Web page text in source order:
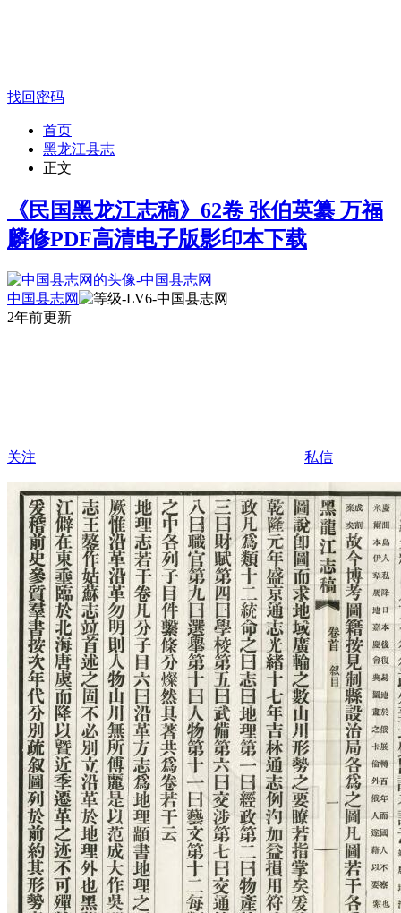
找回密码
首页
黑龙江县志
正文
《民国黑龙江志稿》62卷 张伯英纂 万福
麟修PDF高清电子版影印本下载
中国县志网
2年前更新
关注 私信